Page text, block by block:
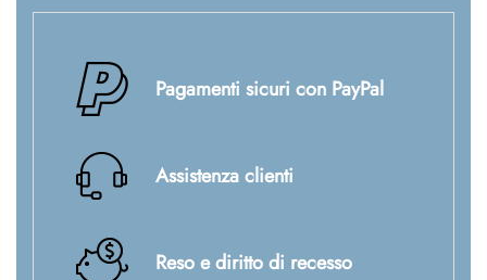
Pagamenti sicuri con PayPal
Assistenza clienti
Reso e diritto di recesso